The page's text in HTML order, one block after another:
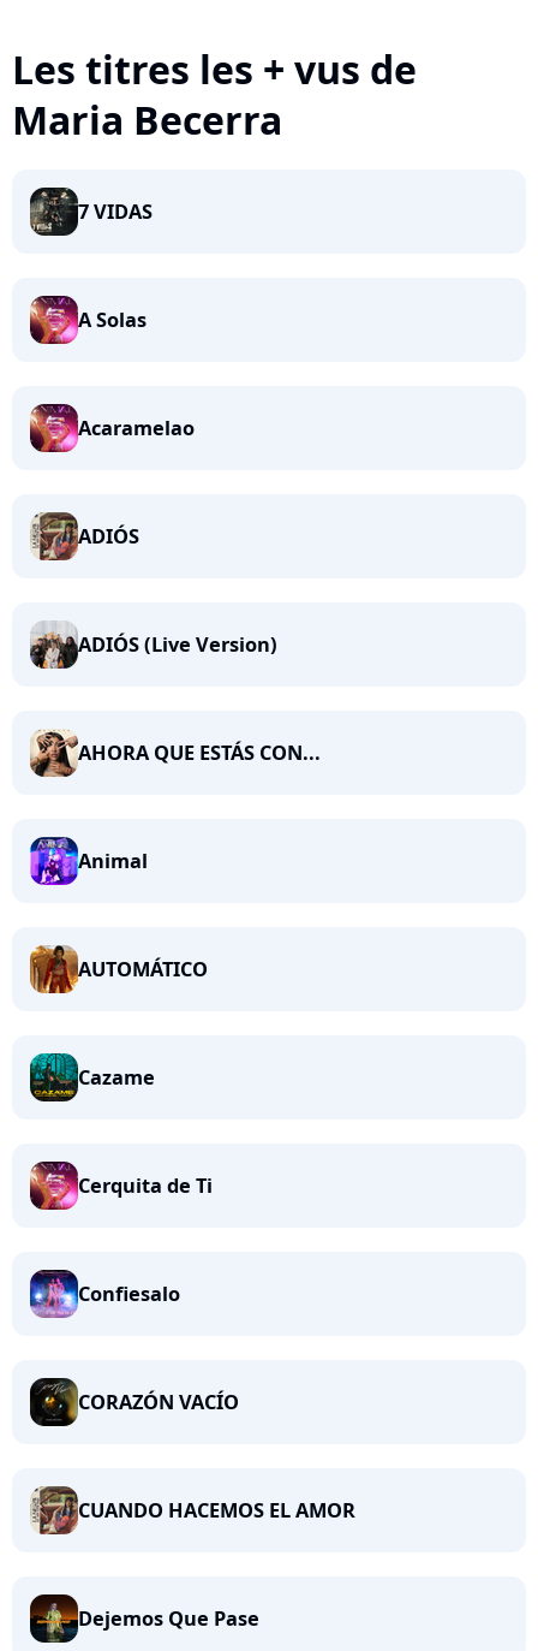
Les titres les + vus de
Maria Becerra
7 VIDAS
A Solas
Acaramelao
ADIÓS
ADIÓS (Live Version)
AHORA QUE ESTÁS CON...
Animal
AUTOMÁTICO
Cazame
Cerquita de Ti
Confiesalo
CORAZÓN VACÍO
CUANDO HACEMOS EL AMOR
Dejemos Que Pase